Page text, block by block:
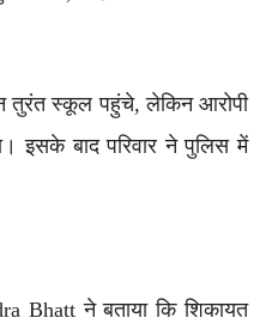
तुरंत स्कूल पहुंचे, लेकिन आरोपी
इसके बाद परिवार ने पुलिस में
Bhattने बताया कि शिकायत